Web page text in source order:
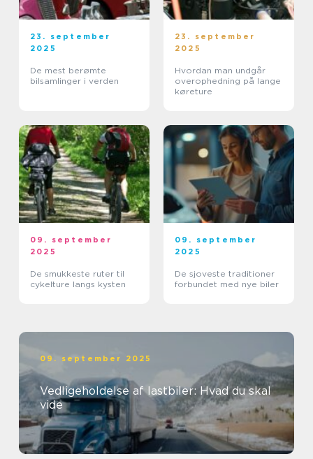
23. september
2025
De mest berømte
bilsamlinger i verden
23. september
2025
Hvordan man undgår
overophedning på lange
køreture
09. september
2025
De smukkeste ruter til
cykelture langs kysten
09. september
2025
De sjoveste traditioner
forbundet med nye biler
09. september 2025
Vedligeholdelse af lastbiler: Hvad du skal
vide